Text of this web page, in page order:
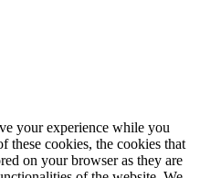
your experience while you
these cookies, the cookies that
on your browser as they are